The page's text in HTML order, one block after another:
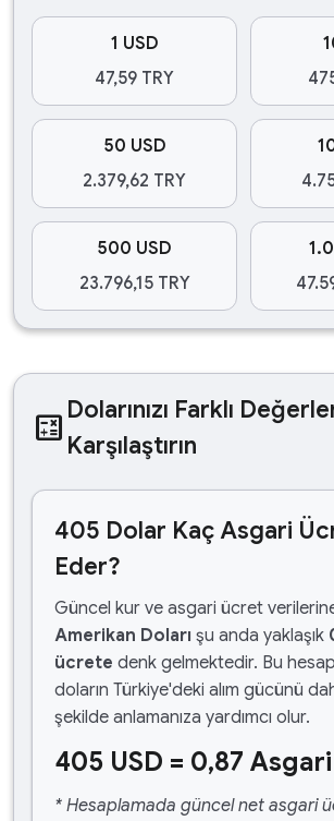
1 USD
47,59 TRY
50 USD
2.379,62 TRY
500 USD
23.796,15 TRY
calculate Dolarınızı Farklı
Karşılaştırın
405 Dolar Kaç Asgari
Eder?
Güncel kur ve asgari ücret
Amerikan Doları şu anda yaklaşık
ücrete denk gelmektedir. Bu
doların Türkiye'deki alım gücünü
şekilde anlamanıza yardımcı olur.
405 USD = 0,87
* Hesaplamada güncel net asgari